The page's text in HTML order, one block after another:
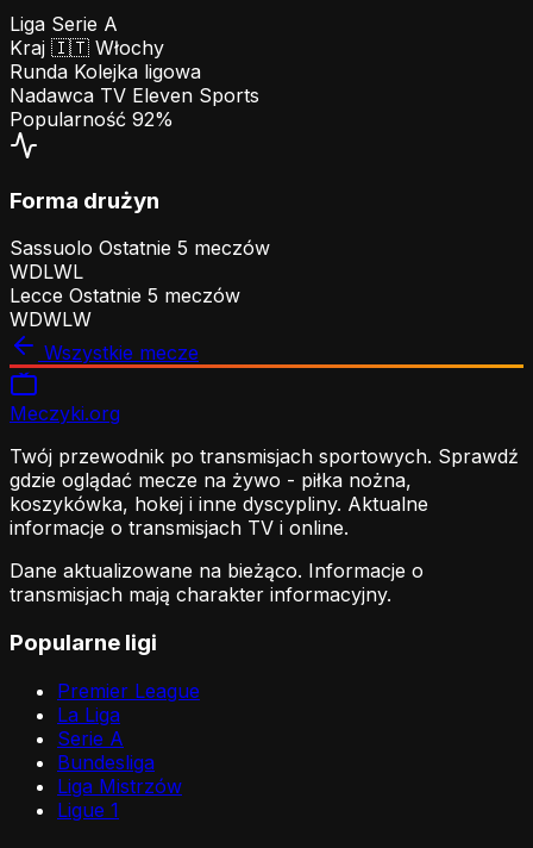
Liga Serie A
Kraj 🇮🇹 Włochy
Runda Kolejka ligowa
Nadawca TV Eleven Sports
Popularność 92%
Forma drużyn
Sassuolo Ostatnie 5 meczów
WDLWL
Lecce Ostatnie 5 meczów
WDWLW
Wszystkie mecze
Meczyki.org
Twój przewodnik po transmisjach sportowych. Sprawdź
gdzie oglądać mecze na żywo - piłka nożna,
koszykówka, hokej i inne dyscypliny. Aktualne
informacje o transmisjach TV i online.
Dane aktualizowane na bieżąco. Informacje o
transmisjach mają charakter informacyjny.
Popularne ligi
Premier League
La Liga
Serie A
Bundesliga
Liga Mistrzów
Ligue 1